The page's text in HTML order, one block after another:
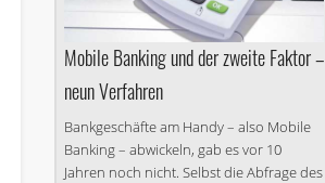
Mobile Banking und der zweite Faktor –
neun Verfahren
Bankgeschäfte am Handy – also Mobile
Banking – abwickeln, gab es vor 10
Jahren noch nicht. Selbst die Abfrage des